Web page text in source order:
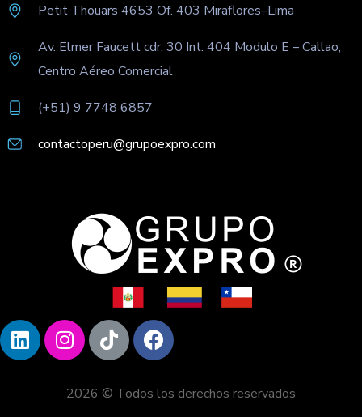
Petit Thouars 4653 Of. 403 Miraflores–Lima
Av. Elmer Faucett cdr. 30 Int. 404 Modulo E – Callao,
Centro Aéreo Comercial
(+51) 9 7748 6857
contactoperu@grupoexpro.com
2026 © Todos los derechos reservados